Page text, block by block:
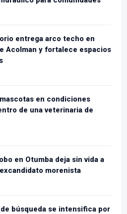
entrega arco techo en
Acolman y fortalece espacios
en condiciones
de una veterinaria de
en Otumba deja sin vida a
morenista
búsqueda se intensifica por